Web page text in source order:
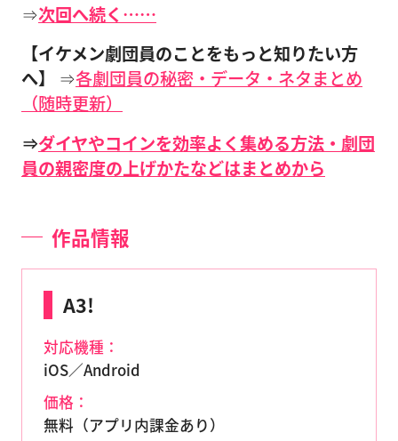
⇒次回へ続く……
【イケメン劇団員のことをもっと知りたい方
へ】
⇒各劇団員の秘密・データ・ネタまとめ
（随時更新）
⇒ダイヤやコインを効率よく集める方法・劇団
員の親密度の上げかたなどはまとめから
作品情報
A3!
対応機種：
iOS／Android
価格：
無料（アプリ内課金あり）